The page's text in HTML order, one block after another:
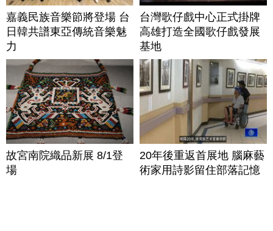
嘉義民族音樂節將登場 台
日韓共譜東亞傳統音樂魅
力
台灣歌仔戲中心正式掛牌
高雄打造全國歌仔戲發展
基地
故宮南院織品新展 8/1登
場
20年後重返首展地 腦麻藝
術家用詩影留住部落記憶